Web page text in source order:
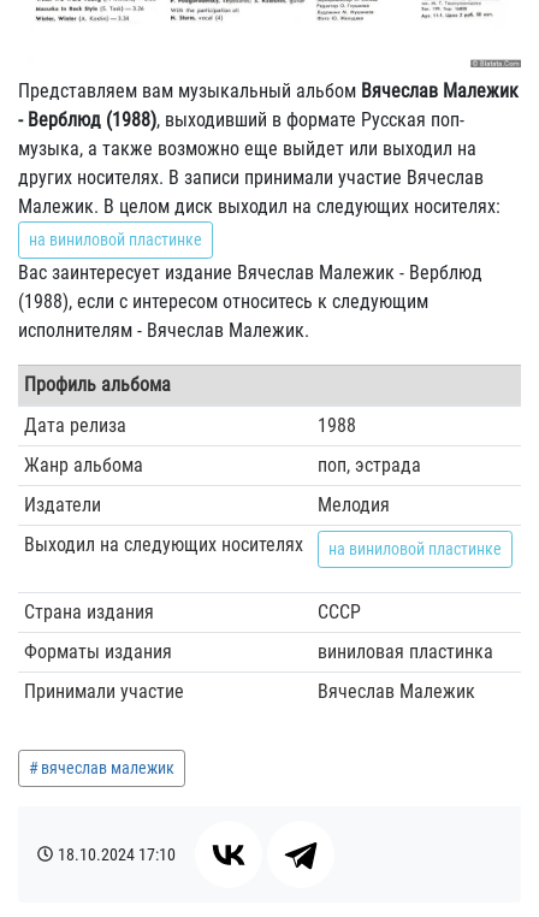
Представляем вам музыкальный альбом Вячеслав Малежик
- Верблюд (1988), выходивший в формате Русская поп-
музыка, а также возможно еще выйдет или выходил на
других носителях. В записи принимали участие Вячеслав
Малежик. В целом диск выходил на следующих носителях:
на виниловой пластинке
Вас заинтересует издание Вячеслав Малежик - Верблюд
(1988), если с интересом относитесь к следующим
исполнителям - Вячеслав Малежик.
Профиль альбома
Дата релиза
1988
Жанр альбома
поп, эстрада
Издатели
Мелодия
Выходил на следующих носителях
на виниловой пластинке
Страна издания
СССР
Форматы издания
виниловая пластинка
Принимали участие
Вячеслав Малежик
вячеслав малежик
18.10.2024 17:10